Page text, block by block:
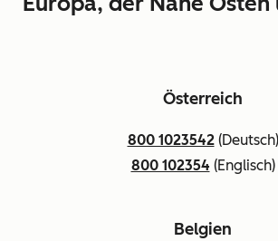
Österreich
800 1023542(Deutsch)
800 102354 (Englisch)
Belgien